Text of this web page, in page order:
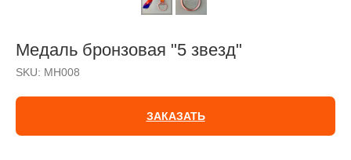
Медаль бронзовая "5 звезд"
SKU: МН008
ЗАКАЗАТЬ